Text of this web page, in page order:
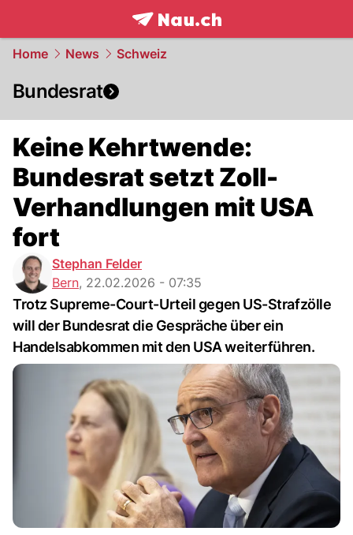
frontpage.NAU.ch
Home News Schweiz
Bundesrat
Keine Kehrtwende:
Bundesrat setzt Zoll-
Verhandlungen mit USA
fort
Stephan Felder
Bern, 22.02.2026 - 07:35
Trotz Supreme-Court-Urteil gegen US-Strafzölle
will der Bundesrat die Gespräche über ein
Handelsabkommen mit den USA weiterführen.